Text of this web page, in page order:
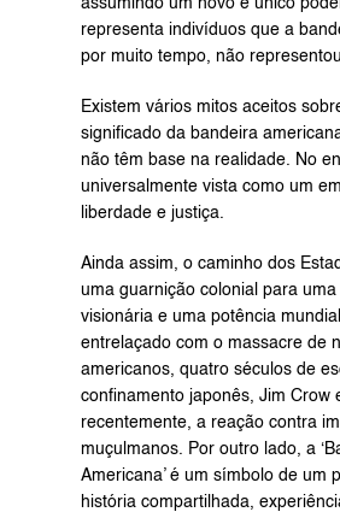
assumindo um novo e único
representa indivíduos que a
por muito tempo, não
Existem vários mitos aceitos
significado da bandeira
não têm base na realidade. No
universalmente vista como um
liberdade e justiça.
Ainda assim, o caminho dos
uma guarnição colonial para uma
visionária e uma potência
entrelaçado com o massacre de
americanos, quatro séculos de
confinamento japonês, Jim Crow
recentemente, a reação contra
muçulmanos. Por outro lado, a
Americana’ é um símbolo de um
história compartilhada,